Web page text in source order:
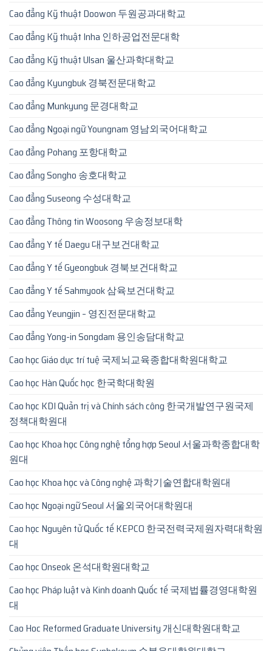
Cao đẳng Kỹ thuật Doowon 두원공과대학교
Cao đẳng Kỹ thuật Inha 인하공업전문대학
Cao đẳng Kỹ thuật Ulsan 울산과학대학교
Cao đẳng Kyungbuk 경북전문대학교
Cao đẳng Munkyung 문경대학교
Cao đẳng Ngoại ngữ Youngnam 영남외국어대학교
Cao đẳng Pohang 포항대학교
Cao đẳng Songho 송호대학교
Cao đẳng Suseong 수성대학교
Cao đẳng Thông tin Woosong 우송정보대학
Cao đẳng Y tế Daegu 대구보건대학교
Cao đẳng Y tế Gyeongbuk 경북보건대학교
Cao đẳng Y tế Sahmyook 삼육보건대학교
Cao đẳng Yeungjin – 영진전문대학교
Cao đẳng Yong-in Songdam 용인송담대학교
Cao học Giáo dục trí tuệ 국제뇌교육종합대학원대학교
Cao học Hàn Quốc học 한국학대학원
Cao học KDI Quản trị và Chính sách công 한국개발연구원국제
정책대학원대
Cao học Khoa học Công nghệ tổng hợp Seoul 서울과학종합대학
원대
Cao học Khoa học và Công nghệ 과학기술연합대학원대
Cao học Ngoại ngữ Seoul 서울외국어대학원대
Cao học Nguyên tử Quốc tế KEPCO 한국전력국제원자력대학원
대
Cao học Onseok 온석대학원대학교
Cao học Pháp luật và Kinh doanh Quốc tế 국제법률경영대학원
대
Cao Hoc Reformed Graduate University 개신대학원대학교